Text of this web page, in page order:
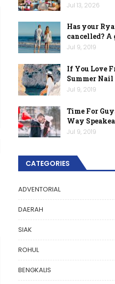
Jul 13, 2026
Has your
cancelled? A
Jul 9, 2019
If You Love
Summer
Jul 9, 2019
Time For
Way
Jul 9, 2019
CATEGORIES
ADVENTORIAL
DAERAH
SIAK
ROHUL
BENGKALIS